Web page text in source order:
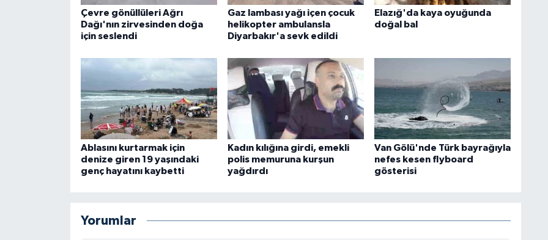
Çevre gönüllüleri Ağrı
Dağı'nın zirvesinden doğa
için seslendi
Gaz lambası yağı içen çocuk
helikopter ambulansla
Diyarbakır'a sevk edildi
Elazığ'da kaya oyuğunda
doğal bal
Ablasını kurtarmak için
denize giren 19 yaşındaki
genç hayatını kaybetti
Kadın kılığına girdi, emekli
polis memuruna kurşun
yağdırdı
Van Gölü'nde Türk bayrağıyla
nefes kesen flyboard
gösterisi
Yorumlar